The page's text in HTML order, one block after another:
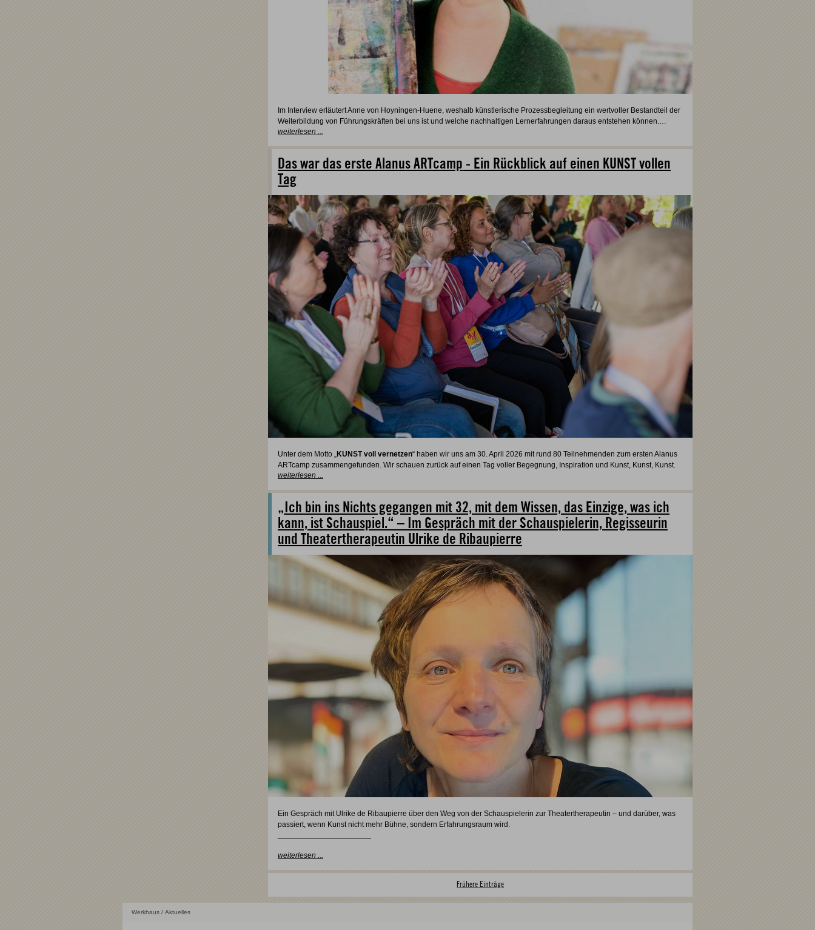
Im Interview erläutert Anne von Hoyningen-Huene, weshalb künstlerische Prozessbegleitung ein wertvoller Bestandteil der
Weiterbildung von Führungskräften bei uns ist und welche nachhaltigen Lernerfahrungen daraus entstehen können.…
weiterlesen ...
Das war das erste Alanus ARTcamp - Ein Rückblick auf einen KUNST vollen
Tag
Unter dem Motto „KUNST voll vernetzen“ haben wir uns am 30. April 2026 mit rund 80 Teilnehmenden zum ersten Alanus
ARTcamp zusammengefunden. Wir schauen zurück auf einen Tag voller Begegnung, Inspiration und Kunst, Kunst, Kunst.
weiterlesen ...
„Ich bin ins Nichts gegangen mit 32, mit dem Wissen, das Einzige, was ich
kann, ist Schauspiel.“ – Im Gespräch mit der Schauspielerin, Regisseurin
und Theatertherapeutin Ulrike de Ribaupierre
Ein Gespräch mit Ulrike de Ribaupierre über den Weg von der Schauspielerin zur Theatertherapeutin – und darüber, was
passiert, wenn Kunst nicht mehr Bühne, sondern Erfahrungsraum wird.
weiterlesen ...
Frühere Einträge
Werkhaus / Aktuelles